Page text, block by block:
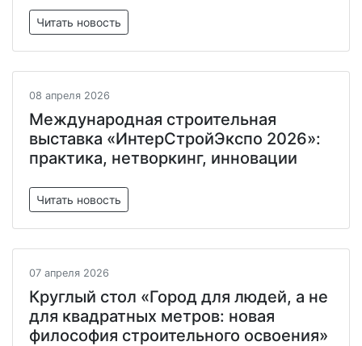
Читать новость
08 апреля 2026
Международная строительная
выставка «ИнтерСтройЭкспо 2026»:
практика, нетворкинг, инновации
Читать новость
07 апреля 2026
Круглый стол «Город для людей, а не
для квадратных метров: новая
философия строительного освоения»